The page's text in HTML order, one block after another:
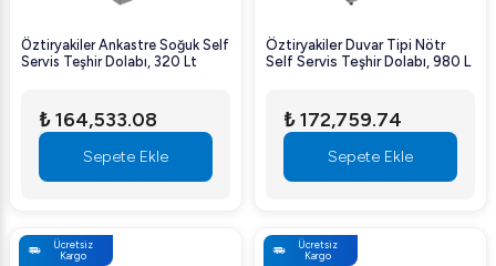
Öztiryakiler Ankastre Soğuk Self
Servis Teşhir Dolabı, 320 Lt
₺ 164,533.08
Sepete Ekle
Öztiryakiler Duvar Tipi Nötr
Self Servis Teşhir Dolabı, 980 L
₺ 172,759.74
Sepete Ekle
Ücretsiz
Kargo
Ücretsiz
Kargo